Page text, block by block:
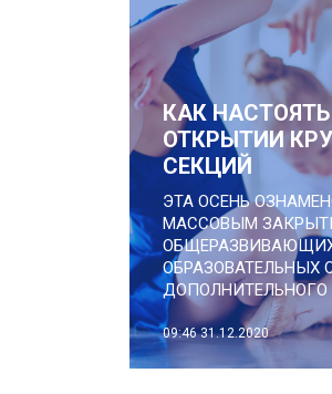
КАК
ОТКРЫТИИ
СЕКЦИЙ
ЭТА ОСЕНЬ
МАССОВЫМ
ОБРАЗОВАТЕЛЬНЫХ
ДОПОЛНИТЕЛЬНОГО
09:46 31.12.2020